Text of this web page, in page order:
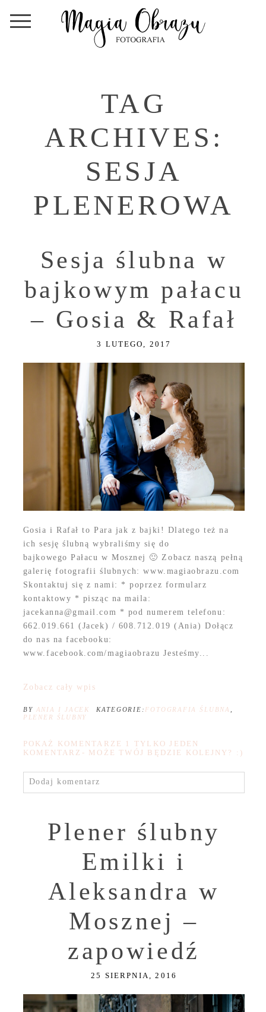
TAG
ARCHIVES:
SESJA
PLENEROWA
Sesja ślubna w
bajkowym pałacu
– Gosia & Rafał
3 LUTEGO, 2017
Gosia i Rafał to Para jak z bajki! Dlatego też na
ich sesję ślubną wybraliśmy się do
bajkowego Pałacu w Mosznej 🙂 Zobacz naszą pełną
galerię fotografii ślubnych: www.magiaobrazu.com
Skontaktuj się z nami: * poprzez formularz
kontaktowy * pisząc na maila:
jacekanna@gmail.com * pod numerem telefonu:
662.019.661 (Jacek) / 608.712.019 (Ania) Dołącz
do nas na facebooku:
www.facebook.com/magiaobrazu Jesteśmy...
Zobacz cały wpis
BY ANIA I JACEK KATEGORIE: FOTOGRAFIA ŚLUBNA
PLENER ŚLUBNY
POKAŻ KOMENTARZE
1 TYLKO JEDEN
KOMENTARZ- MOŻE TWÓJ BĘDZIE KOLEJNY? :)
Dodaj komentarz
Plener ślubny
Emilki i
Aleksandra w
Mosznej –
zapowiedź
25 SIERPNIA, 2016